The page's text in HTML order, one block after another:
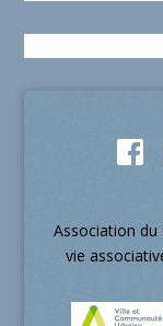
Association du
vie